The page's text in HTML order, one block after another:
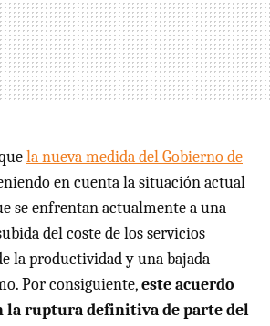
la nueva medida del Gobierno de
en cuenta la situación actual
se enfrentan actualmente a una
del coste de los servicios
la productividad y una bajada
Por consiguiente,este acuerdo
la ruptura definitiva de parte del